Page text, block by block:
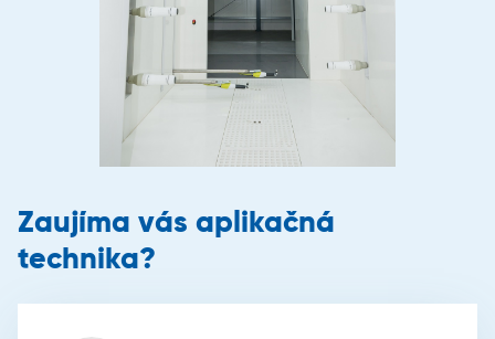
Zaujíma vás aplikačná
technika?